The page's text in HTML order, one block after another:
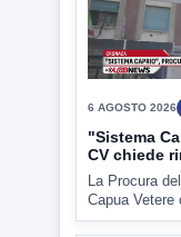
6 AGOSTO 2026
"Sistema
CV chiede
La Procura
Capua Vetere